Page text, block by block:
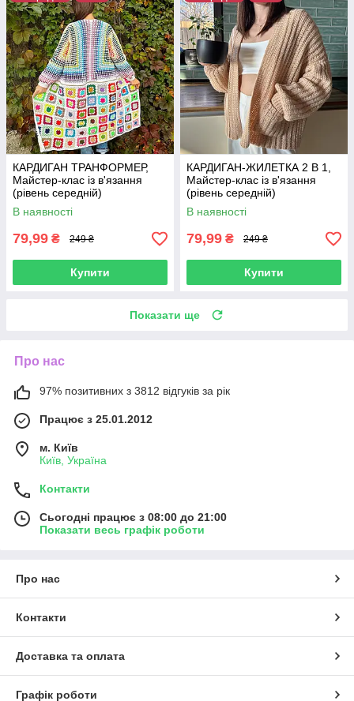
КАРДИГАН ТРАНФОРМЕР,
Майстер-клас із в'язання
(рівень середній)
В наявності
79,99 ₴ 249 ₴
Купити
КАРДИГАН-ЖИЛЕТКА 2 В 1,
Майстер-клас із в'язання
(рівень середній)
В наявності
79,99 ₴ 249 ₴
Купити
Показати ще
Про нас
97% позитивних з 3812 відгуків за рік
Працює з 25.01.2012
м. Київ
Київ, Україна
Контакти
Сьогодні працює з 08:00 до 21:00
Показати весь графік роботи
Про нас
Контакти
Доставка та оплата
Графік роботи